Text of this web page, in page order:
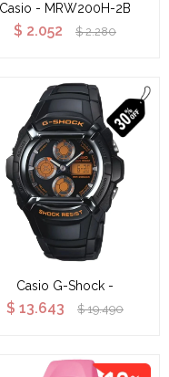
Casio - MRW200H-2B
$ 2.052 $ 2.280
Casio G-Shock -
$ 13.643 $ 19.490